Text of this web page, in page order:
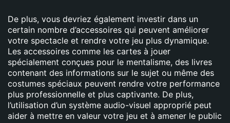
De plus, vous devriez également investir dans un
certain nombre d’accessoires qui peuvent améliorer
votre spectacle et rendre votre jeu plus dynamique.
Les accessoires comme les cartes à jouer
spécialement conçues pour le mentalisme, des livres
contenant des informations sur le sujet ou même des
costumes spéciaux peuvent rendre votre performance
plus professionnelle et plus captivante. De plus,
l’utilisation d’un système audio-visuel approprié peut
aider à mettre en valeur votre jeu et à amener le public